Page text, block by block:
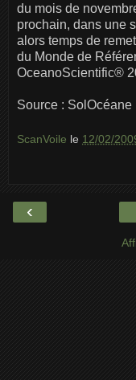
du mois de
prochain, dans une
alors temps de
du Monde de
OceanoScientific®
Source : SolOcéane
ScanVoile le 12/02/
‹